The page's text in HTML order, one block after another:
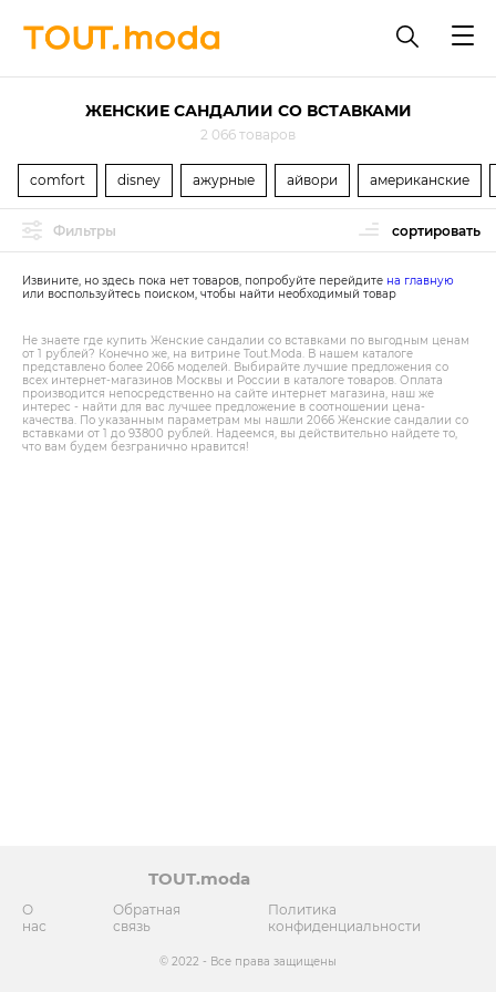
ЖЕНСКИЕ САНДАЛИИ СО ВСТАВКАМИ
2 066 товаров
comfort disney ажурные айвори американские
Фильтры сортировать
Извините, но здесь пока нет товаров, попробуйте перейдите на главную
или воспользуйтесь поиском, чтобы найти необходимый товар
Не знаете где купить Женские сандалии со вставками по выгодным ценам
от 1 рублей? Конечно же, на витрине Tout.Modа. В нашем каталоге
представлено более 2066 моделей. Выбирайте лучшие предложения со
всех интернет-магазинов Москвы и России в каталоге товаров. Оплата
производится непосредственно на сайте интернет магазина, наш же
интерес - найти для вас лучшее предложение в соотношении цена-
качества. По указанным параметрам мы нашли 2066 Женские сандалии со
вставками от 1 до 93800 рублей. Надеемся, вы действительно найдете то,
что вам будем безгранично нравится!
TOUT.moda
О
нас
Обратная
связь
Политика
конфиденциальности
© 2022 - Все права защищены